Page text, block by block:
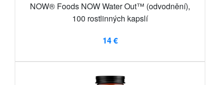
NOW® Foods NOW Water Out™ (odvodnění),
100 rostlinných kapslí
14 €